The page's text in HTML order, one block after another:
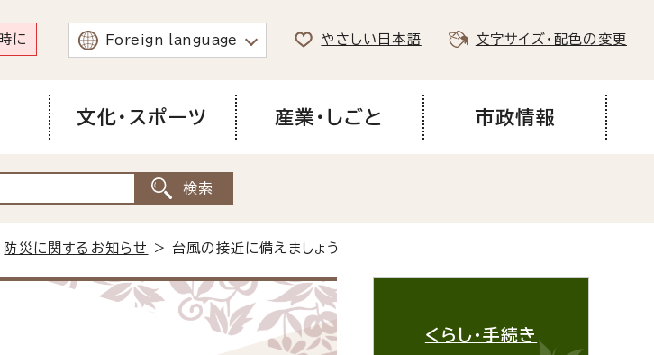
に Foreign language やさしい日本語 文字サイズ・配色の変更
文化・スポーツ 産業・しごと 市政情報
防災に関するお知らせ > 台風の接近に備えましょう
くらし・手続き